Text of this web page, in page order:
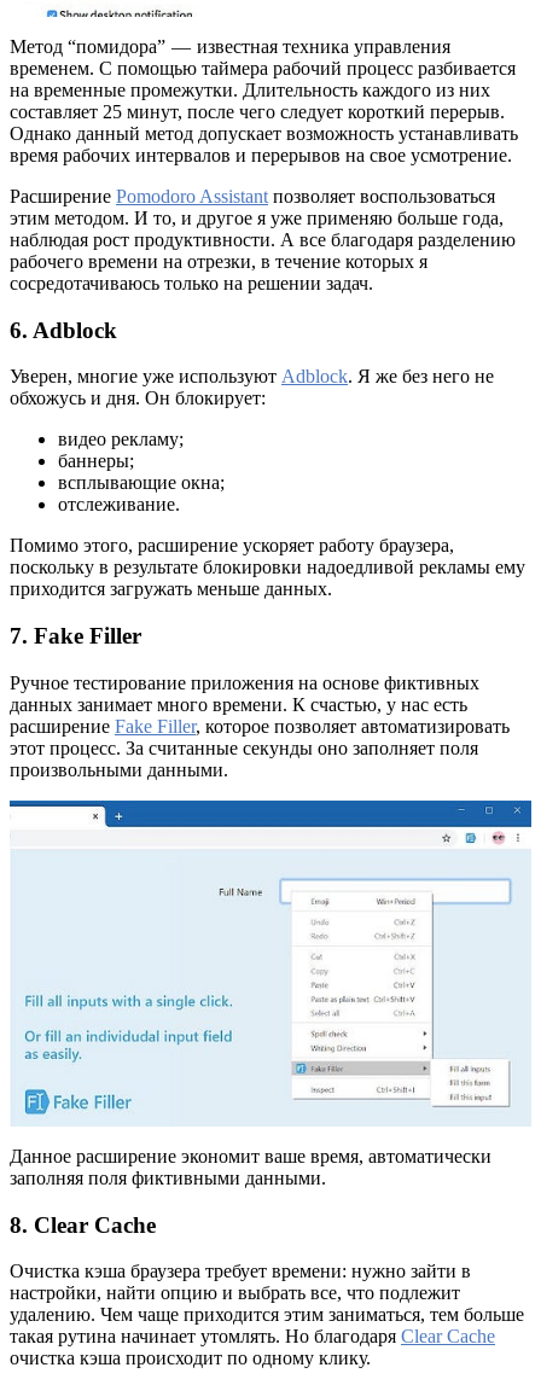
Метод “помидора” — известная техника управления
временем. С помощью таймера рабочий процесс разбивается
на временные промежутки. Длительность каждого из них
составляет 25 минут, после чего следует короткий перерыв.
Однако данный метод допускает возможность устанавливать
время рабочих интервалов и перерывов на свое усмотрение.
Расширение Pomodoro Assistant позволяет воспользоваться
этим методом. И то, и другое я уже применяю больше года,
наблюдая рост продуктивности. А все благодаря разделению
рабочего времени на отрезки, в течение которых я
сосредотачиваюсь только на решении задач.
6. Adblock
Уверен, многие уже используют Adblock. Я же без него не
обхожусь и дня. Он блокирует:
видео рекламу;
баннеры;
всплывающие окна;
отслеживание.
Помимо этого, расширение ускоряет работу браузера,
поскольку в результате блокировки надоедливой рекламы ему
приходится загружать меньше данных.
7. Fake Filler
Ручное тестирование приложения на основе фиктивных
данных занимает много времени. К счастью, у нас есть
расширение Fake Filler, которое позволяет автоматизировать
этот процесс. За считанные секунды оно заполняет поля
произвольными данными.
Данное расширение экономит ваше время, автоматически
заполняя поля фиктивными данными.
8. Clear Cache
Очистка кэша браузера требует времени: нужно зайти в
настройки, найти опцию и выбрать все, что подлежит
удалению. Чем чаще приходится этим заниматься, тем больше
такая рутина начинает утомлять. Но благодаря Clear Cache
очистка кэша происходит по одному клику.